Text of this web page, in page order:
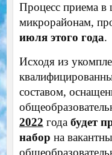
Процесс приема
микрорайонам,
июля этого года.
Исходя из
составом,
2022 года будет
набор на